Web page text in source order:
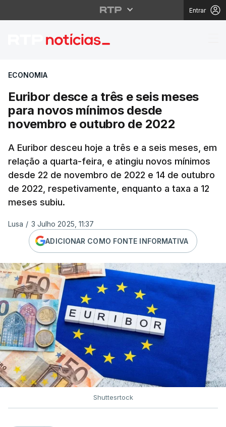
Entrar
Euribor desce a três
ECONOMIA
Euribor desce a três e seis meses
para novos mínimos desde
novembro e outubro de 2022
A Euribor desceu hoje a três e a seis meses, em
relação a quarta-feira, e atingiu novos mínimos
desde 22 de novembro de 2022 e 14 de outubro
de 2022, respetivamente, enquanto a taxa a 12
meses subiu.
Lusa / 3 Julho 2025, 11:37
ADICIONAR COMO FONTE INFORMATIVA
Shuttesrtock